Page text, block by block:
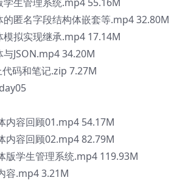
匿名字段结构体嵌套等.mp4 32.80M
拟实现继承.mp4 17.14M
JSON.mp4 34.20M
码和笔记.zip 7.27M
容回顾01.mp4 54.17M
容回顾02.mp4 82.79M
学生管理系统.mp4 119.93M
.mp4 3.21M